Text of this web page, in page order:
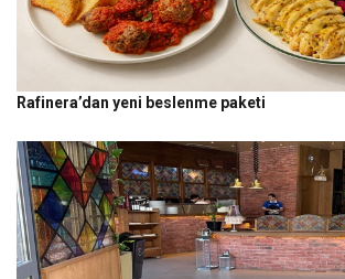
Rafinera’dan yeni beslenme paketi